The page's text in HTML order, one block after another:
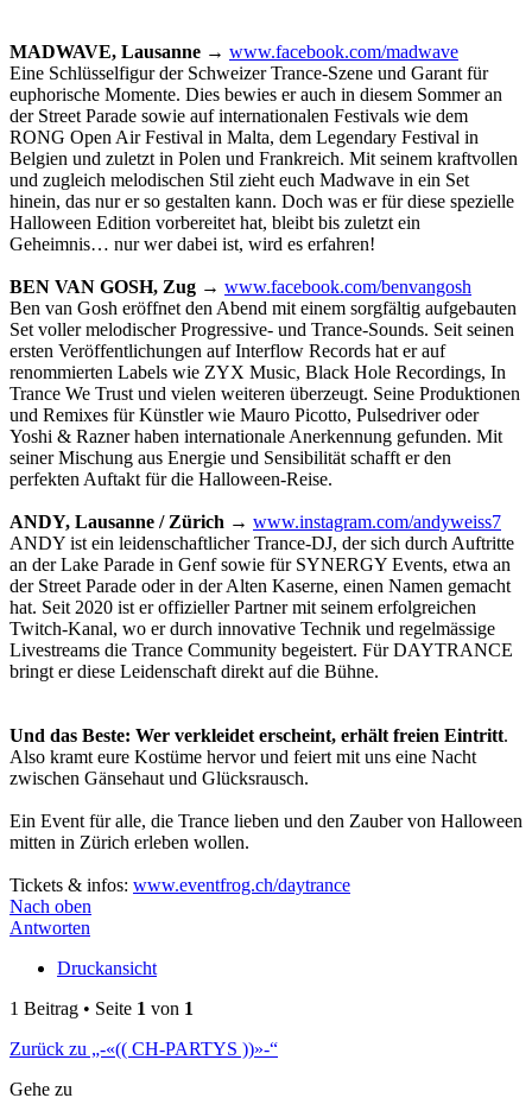
MADWAVE, Lausanne → www.facebook.com/madwave
Eine Schlüsselfigur der Schweizer Trance-Szene und Garant für
euphorische Momente. Dies bewies er auch in diesem Sommer an
der Street Parade sowie auf internationalen Festivals wie dem
RONG Open Air Festival in Malta, dem Legendary Festival in
Belgien und zuletzt in Polen und Frankreich. Mit seinem kraftvollen
und zugleich melodischen Stil zieht euch Madwave in ein Set
hinein, das nur er so gestalten kann. Doch was er für diese spezielle
Halloween Edition vorbereitet hat, bleibt bis zuletzt ein
Geheimnis… nur wer dabei ist, wird es erfahren!
BEN VAN GOSH, Zug → www.facebook.com/benvangosh
Ben van Gosh eröffnet den Abend mit einem sorgfältig aufgebauten
Set voller melodischer Progressive- und Trance-Sounds. Seit seinen
ersten Veröffentlichungen auf Interflow Records hat er auf
renommierten Labels wie ZYX Music, Black Hole Recordings, In
Trance We Trust und vielen weiteren überzeugt. Seine Produktionen
und Remixes für Künstler wie Mauro Picotto, Pulsedriver oder
Yoshi & Razner haben internationale Anerkennung gefunden. Mit
seiner Mischung aus Energie und Sensibilität schafft er den
perfekten Auftakt für die Halloween-Reise.
ANDY, Lausanne / Zürich → www.instagram.com/andyweiss7
ANDY ist ein leidenschaftlicher Trance-DJ, der sich durch Auftritte
an der Lake Parade in Genf sowie für SYNERGY Events, etwa an
der Street Parade oder in der Alten Kaserne, einen Namen gemacht
hat. Seit 2020 ist er offizieller Partner mit seinem erfolgreichen
Twitch-Kanal, wo er durch innovative Technik und regelmässige
Livestreams die Trance Community begeistert. Für DAYTRANCE
bringt er diese Leidenschaft direkt auf die Bühne.
Und das Beste: Wer verkleidet erscheint, erhält freien Eintritt.
Also kramt eure Kostüme hervor und feiert mit uns eine Nacht
zwischen Gänsehaut und Glücksrausch.
Ein Event für alle, die Trance lieben und den Zauber von Halloween
mitten in Zürich erleben wollen.
Tickets & infos: www.eventfrog.ch/daytrance
Nach oben
Antworten
Druckansicht
1 Beitrag • Seite 1 von 1
Zurück zu „-«(( CH-PARTYS ))»-“
Gehe zu